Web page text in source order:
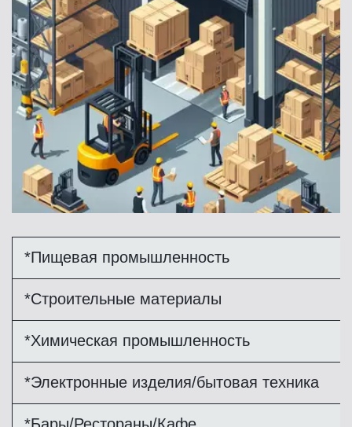
*Пищевая промышленность
*Строительные материалы
*Химическая промышленность
*Электронные изделия/бытовая техника